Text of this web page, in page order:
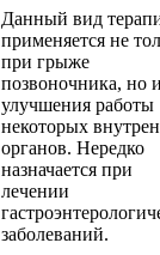
Данный вид
применяется не
при грыже
позвоночника, но
улучшения работы
некоторых
органов. Нередко
назначается при
лечении
заболеваний.